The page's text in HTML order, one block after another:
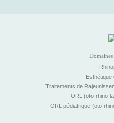
Esthétique
Traitements de
ORL (oto-rhino-
ORL pédiatrique (oto-